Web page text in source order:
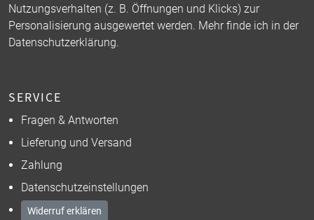
Nutzungsverhalten (z. B. Öffnungen und Klicks) zur
Personalisierung ausgewertet werden. Mehr finde ich in der
Datenschutzerklärung.
SERVICE
Fragen & Antworten
Lieferung und Versand
Zahlung
Datenschutzeinstellungen
Widerruf erklären